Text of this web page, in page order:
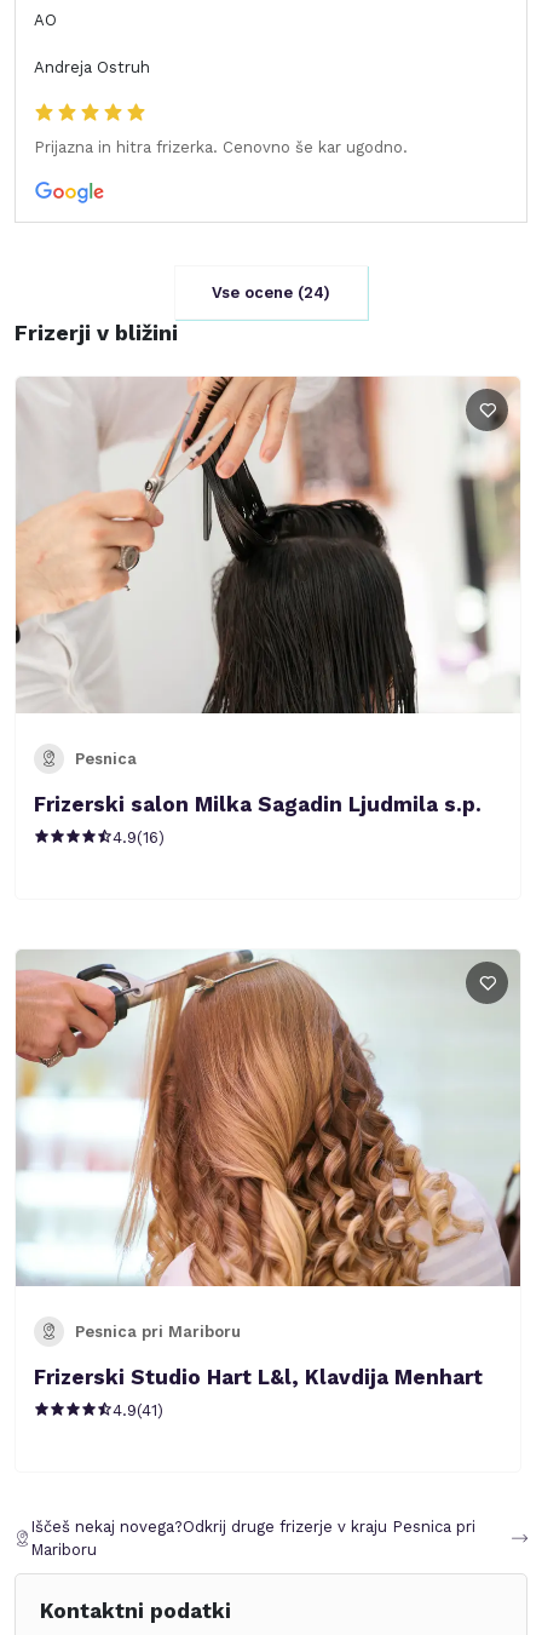
AO
Andreja Ostruh
Prijazna in hitra frizerka. Cenovno še kar ugodno.
Vse ocene (24)
Frizerji v bližini
Pesnica
Frizerski salon Milka Sagadin Ljudmila s.p.
4.9(16)
Pesnica pri Mariboru
Frizerski Studio Hart L&l, Klavdija Menhart
4.9(41)
Iščeš nekaj novega?Odkrij druge frizerje v kraju Pesnica pri
Mariboru
Kontaktni podatki